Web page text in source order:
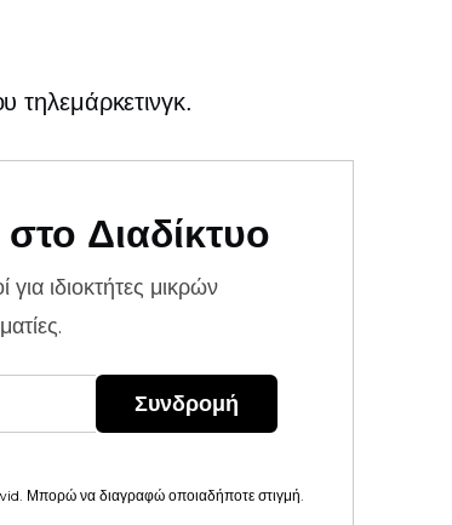
τηλεμάρκετινγκ.
Διαδίκτυο
για ιδιοκτήτες μικρών
Συνδρομή
Μπορώ να διαγραφώ οποιαδήποτε στιγμή.